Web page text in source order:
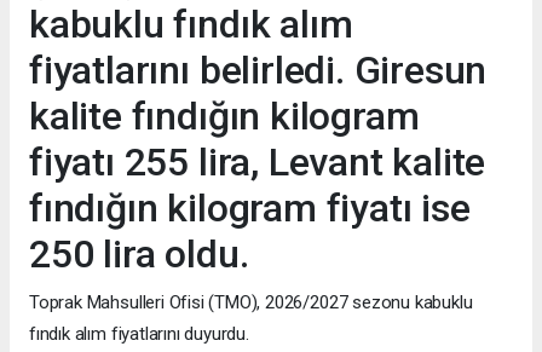
kabuklu fındık alım
fiyatlarını belirledi. Giresun
kalite fındığın kilogram
fiyatı 255 lira, Levant kalite
fındığın kilogram fiyatı ise
250 lira oldu.
Toprak Mahsulleri Ofisi (TMO), 2026/2027 sezonu kabuklu
fındık alım fiyatlarını duyurdu.